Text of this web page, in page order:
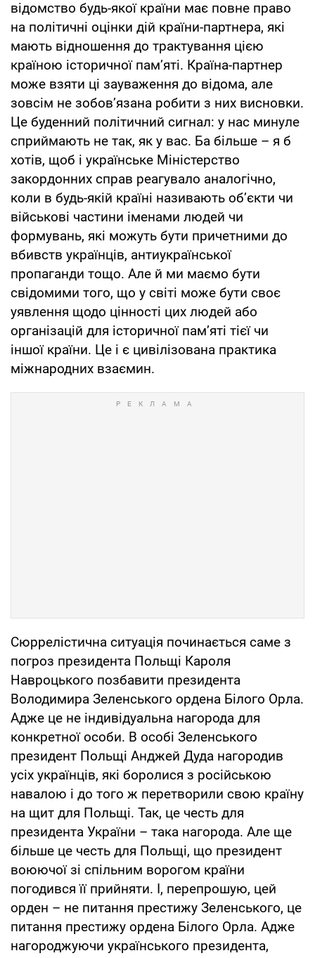
відомство будь-якої країни має повне право
на політичні оцінки дій країни-партнера, які
мають відношення до трактування цією
країною історичної пам’яті. Країна-партнер
може взяти ці зауваження до відома, але
зовсім не зобов’язана робити з них висновки.
Це буденний політичний сигнал: у нас минуле
сприймають не так, як у вас. Ба більше – я б
хотів, щоб і українське Міністерство
закордонних справ реагувало аналогічно,
коли в будь-якій країні називають об’єкти чи
військові частини іменами людей чи
формувань, які можуть бути причетними до
вбивств українців, антиукраїнської
пропаганди тощо. Але й ми маємо бути
свідомими того, що у світі може бути своє
уявлення щодо цінності цих людей або
організацій для історичної пам’яті тієї чи
іншої країни. Це і є цивілізована практика
міжнародних взаємин.
Сюррелістична ситуація починається саме з
погроз президента Польщі Кароля
Навроцького позбавити президента
Володимира Зеленського ордена Білого Орла.
Адже це не індивідуальна нагорода для
конкретної особи. В особі Зеленського
президент Польщі Анджей Дуда нагородив
усіх українців, які боролися з російською
навалою і до того ж перетворили свою країну
на щит для Польщі. Так, це честь для
президента України – така нагорода. Але ще
більше це честь для Польщі, що президент
воюючої зі спільним ворогом країни
погодився її прийняти. І, перепрошую, цей
орден – не питання престижу Зеленського, це
питання престижу ордена Білого Орла. Адже
нагороджуючи українського президента,